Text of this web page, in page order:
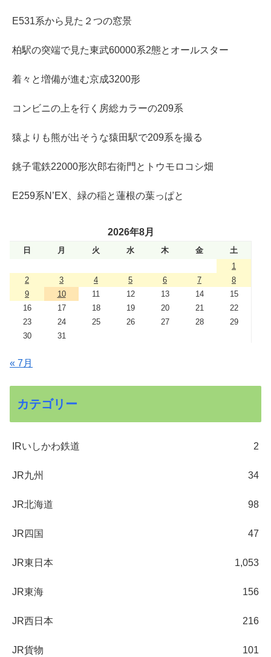
E531系から見た２つの窓景
柏駅の突端で見た東武60000系2態とオールスター
着々と増備が進む京成3200形
コンビニの上を行く房総カラーの209系
猿よりも熊が出そうな猿田駅で209系を撮る
銚子電鉄22000形次郎右衛門とトウモロコシ畑
E259系N’EX、緑の稲と蓮根の葉っぱと
2026年8月
日 月 火 水 木 金
土
1
2
3 4 5 6 7
8
9
10 11 12 13 14
15
16
17 18 19 20 21
22
23
24 25 26 27 28
29
30
31
« 7月
カテゴリー
IRいしかわ鉄道 2
JR九州 34
JR北海道 98
JR四国 47
JR東日本 1,053
JR東海 156
JR西日本 216
JR貨物 101